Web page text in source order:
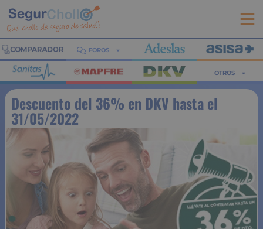
FOROS
OTROS
Descuento del 36% en DKV hasta el
31/05/2022